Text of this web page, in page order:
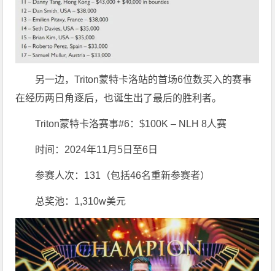
另一边，Triton蒙特卡洛站的首场6位数买入的赛事
在经历两日角逐后，也诞生出了最后的胜利者。
Triton蒙特卡洛赛事#6：$100K – NLH 8人赛
时间：2024年11月5日至6日
参赛人次：131（包括46名重新参赛者）
总奖池：1,310w美元